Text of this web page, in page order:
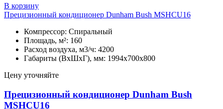
В корзину
Прецизионный кондиционер Dunham Bush MSHCU16
Компрессор: Спиральный
Площадь, м²: 160
Расход воздуха, м3/ч: 4200
Габариты (ВхШхГ), мм: 1994х700х800
Цену уточняйте
Прецизионный кондиционер Dunham Bush
MSHCU16